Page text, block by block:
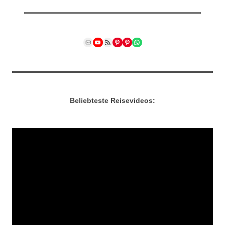
MailYouTube
RSS FeedPinterest
Pinterest
WhatsApp
Beliebteste Reisevideos: